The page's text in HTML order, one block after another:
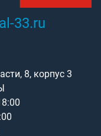
8, корпус 3
33.ru